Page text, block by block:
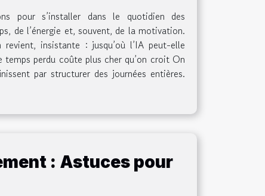
pour s’installer dans le quotidien des
de l’énergie et, souvent, de la motivation.
insistante : jusqu’où l’IA peut-elle
perdu coûte plus cher qu’on croit On
par structurer des journées entières.
: Astuces pour